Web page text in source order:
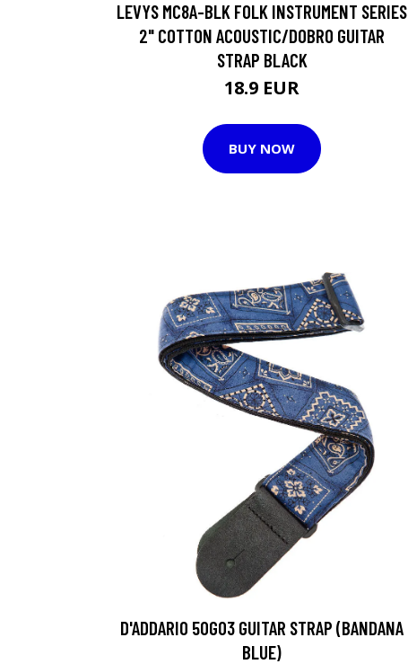
LEVYS MC8A-BLK FOLK INSTRUMENT SERIES
2" COTTON ACOUSTIC/DOBRO GUITAR
STRAP BLACK
18.9 EUR
BUY NOW
D'ADDARIO 50G03 GUITAR STRAP (BANDANA
BLUE)